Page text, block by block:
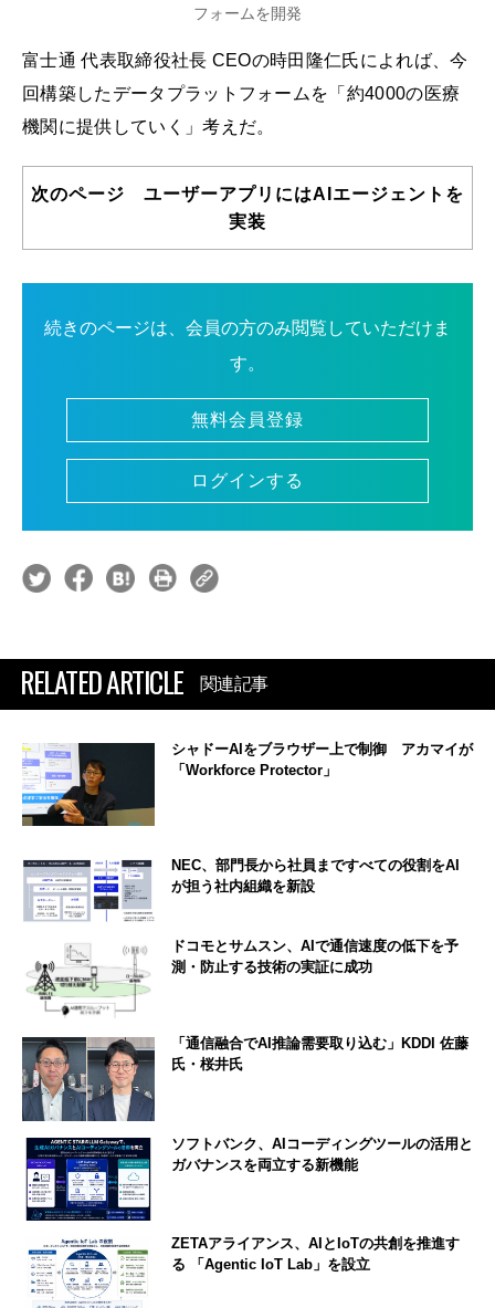
フォームを開発
富士通 代表取締役社長 CEOの時田隆仁氏によれば、今
回構築したデータプラットフォームを「約4000の医療
機関に提供していく」考えだ。
次のページ ユーザーアプリにはAIエージェントを
実装
続きのページは、会員の方のみ閲覧していただけま
す。
無料会員登録
ログインする
RELATED ARTICLE 関連記事
シャドーAIをブラウザー上で制御 アカマイが
「Workforce Protector」
NEC、部門長から社員まですべての役割をAI
が担う社内組織を新設
ドコモとサムスン、AIで通信速度の低下を予
測・防止する技術の実証に成功
「通信融合でAI推論需要取り込む」KDDI 佐藤
氏・桜井氏
ソフトバンク、AIコーディングツールの活用と
ガバナンスを両立する新機能
ZETAアライアンス、AIとIoTの共創を推進す
る 「Agentic IoT Lab」を設立